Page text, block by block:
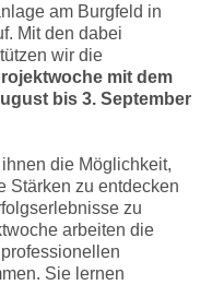
am Burgfeld in
Mit den dabei
wir die
mit dem
bis 3. September
die Möglichkeit,
Stärken zu entdecken
zu
arbeiten die
Sie lernen